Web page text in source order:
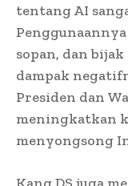
tentang AI
sopan, dan
dampak
Presiden dan
meningkatkan
menyongsong